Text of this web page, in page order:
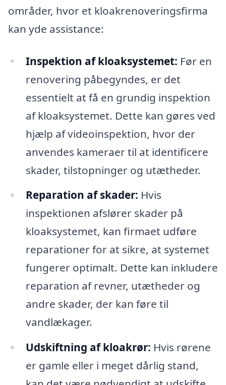
områder, hvor et kloakrenoveringsfirma
kan yde assistance:
Inspektion af kloaksystemet: Før en
renovering påbegyndes, er det
essentielt at få en grundig inspektion
af kloaksystemet. Dette kan gøres ved
hjælp af videoinspektion, hvor der
anvendes kameraer til at identificere
skader, tilstopninger og utætheder.
Reparation af skader: Hvis
inspektionen afslører skader på
kloaksystemet, kan firmaet udføre
reparationer for at sikre, at systemet
fungerer optimalt. Dette kan inkludere
reparation af revner, utætheder og
andre skader, der kan føre til
vandlækager.
Udskiftning af kloakrør: Hvis rørene
er gamle eller i meget dårlig stand,